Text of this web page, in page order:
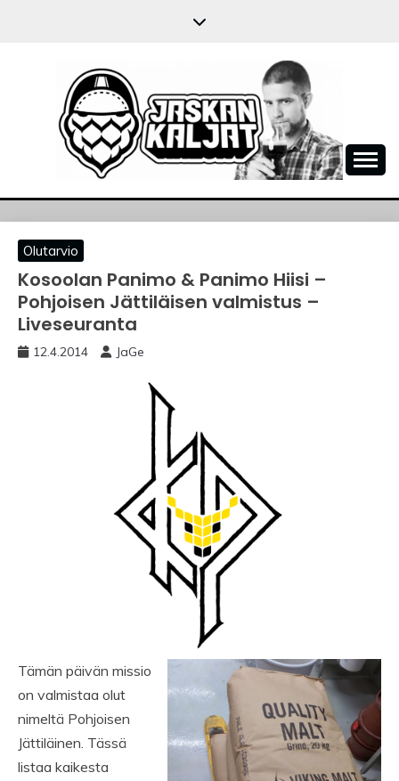
JASKANKALJAT
Olutarvio
Kosoolan Panimo & Panimo Hiisi –
Pohjoisen Jättiläisen valmistus –
Liveseuranta
12.4.2014 JaGe
Tämän päivän missio
on valmistaa olut
nimeltä Pohjoisen
Jättiläinen. Tässä
listaa kaikesta